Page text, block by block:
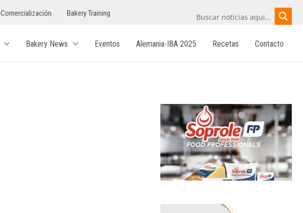
Comercialización Bakery Training
Bakery News Eventos Alemania-IBA 2025 Recetas Contacto